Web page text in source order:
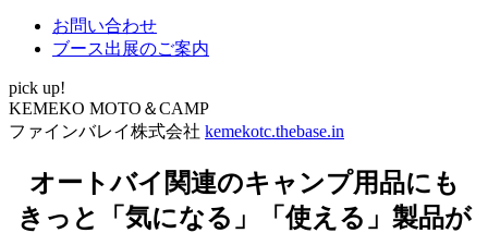
お問い合わせ
ブース出展のご案内
pick up!
KEMEKO MOTO＆CAMP
ファインバレイ株式会社 kemekotc.thebase.in
オートバイ関連のキャンプ用品にも
きっと「気になる」「使える」製品が